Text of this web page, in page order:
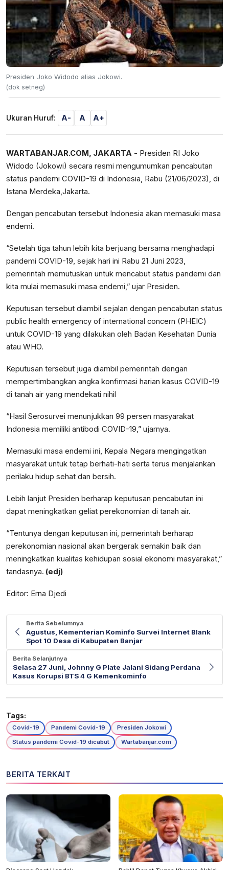
Presiden Joko Widodo alias Jokowi.
(dok setneg)
Ukuran Huruf: A- A A+
WARTABANJAR.COM, JAKARTA - Presiden RI Joko
Widodo (Jokowi) secara resmi mengumumkan pencabutan
status pandemi COVID-19 di Indonesia, Rabu (21/06/2023), di
Istana Merdeka,Jakarta.
Dengan pencabutan tersebut Indonesia akan memasuki masa
endemi.
“Setelah tiga tahun lebih kita berjuang bersama menghadapi
pandemi COVID-19, sejak hari ini Rabu 21 Juni 2023,
pemerintah memutuskan untuk mencabut status pandemi dan
kita mulai memasuki masa endemi,” ujar Presiden.
Keputusan tersebut diambil sejalan dengan pencabutan status
public health emergency of international concern (PHEIC)
untuk COVID-19 yang dilakukan oleh Badan Kesehatan Dunia
atau WHO.
Keputusan tersebut juga diambil pemerintah dengan
mempertimbangkan angka konfirmasi harian kasus COVID-19
di tanah air yang mendekati nihil
“Hasil Serosurvei menunjukkan 99 persen masyarakat
Indonesia memiliki antibodi COVID-19,” ujarnya.
Memasuki masa endemi ini, Kepala Negara mengingatkan
masyarakat untuk tetap berhati-hati serta terus menjalankan
perilaku hidup sehat dan bersih.
Lebih lanjut Presiden berharap keputusan pencabutan ini
dapat meningkatkan geliat perekonomian di tanah air.
“Tentunya dengan keputusan ini, pemerintah berharap
perekonomian nasional akan bergerak semakin baik dan
meningkatkan kualitas kehidupan sosial ekonomi masyarakat,”
tandasnya. (edj)
Editor: Erna Djedi
Berita Sebelumnya
Agustus, Kementerian Kominfo Survei Internet Blank
Spot 10 Desa di Kabupaten Banjar
Berita Selanjutnya
Selasa 27 Juni, Johnny G Plate Jalani Sidang Perdana
Kasus Korupsi BTS 4 G Kemenkominfo
Tags:
Covid-19 Pandemi Covid-19
Presiden Jokowi
Status pandemi Covid-19 dicabut
Wartabanjar.com
BERITA TERKAIT